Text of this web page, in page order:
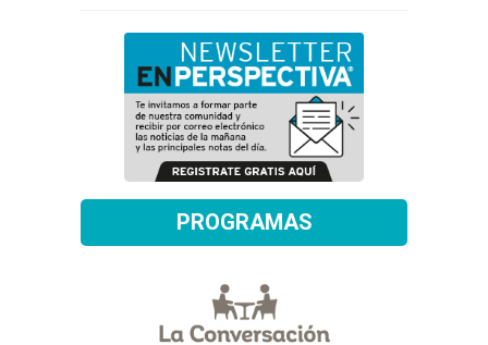
PROGRAMAS